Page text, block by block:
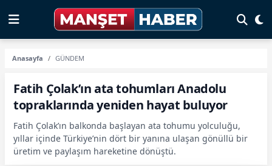
Anasayfa GÜNDEM
Fatih Çolak’ın ata tohumları Anadolu
topraklarında yeniden hayat buluyor
Fatih Çolak’ın balkonda başlayan ata tohumu yolculuğu,
yıllar içinde Türkiye’nin dört bir yanına ulaşan gönüllü bir
üretim ve paylaşım hareketine dönüştü.